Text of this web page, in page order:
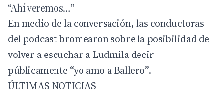
“Ahí veremos…”
En medio de la conversación, las conductoras
del podcast bromearon sobre la posibilidad de
volver a escuchar a Ludmila decir
públicamente “yo amo a Ballero”.
ÚLTIMAS NOTICIAS